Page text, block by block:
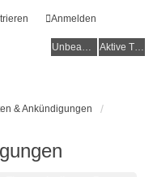
Anmelden
Unbeantwortete Themen Aktive Themen
& Ankündigungen